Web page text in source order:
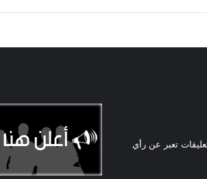
تعبر عن رأي